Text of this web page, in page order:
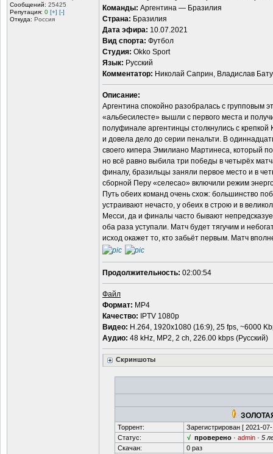
Сообщений: 25425
Репутация: 0 [+] [-]
Откуда: Россия
Команды: Аргентина — Бразилия
Страна: Бразилия
Дата эфира: 10.07.2021
Вид спорта: Футбол
Студия: Okko Sport
Язык: Русский
Комментатор: Николай Саприн, Владислав
Описание:
Аргентина спокойно разобралась с групповым
«альбесилесте» вышли с первого места и
полуфинале аргентинцы столкнулись с
и довела дело до серии пенальти. В
своего кипера Эмилиано Мартинеса, который
но всё равно выбила три победы в четырёх
финалу, бразильцы заняли первое место и в
сборной Перу «селесао» включили режим
Путь обеих команд очень схож: большинство
устраивают нечасто, у обеих в строю и в
Месси, да и финалы часто бывают
оба раза уступали. Матч будет тягучим и
исход окажет то, кто забьёт первым. Матч
Продолжительность: 02:00:54
Файл
Формат: MP4
Качество:
IPTV 1080р
Видео: Н.264, 1920x1080 (16:9), 25 fps, ~6000
Аудио: 48 kHz, МР2, 2 ch, 226.00 kbps (Русский)
Скриншоты
Торрент: Зарегистрирован [ 2021-
Статус:
√ проверено · admin · 5
Скачан:
0 раз